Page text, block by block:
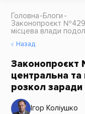
Головна Блоги
Законопроєкт
місцева влади
Назад
центральна
розкол
Ігор Коліушко